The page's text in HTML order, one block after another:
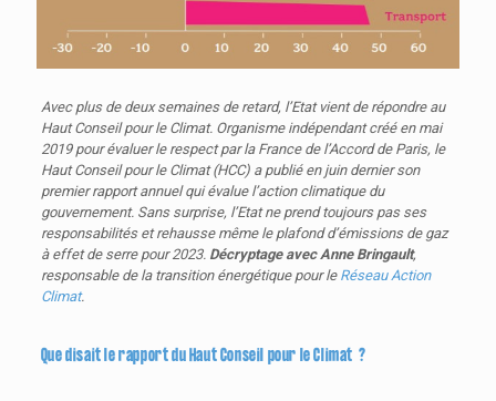
Avec plus de deux semaines de retard, l’Etat vient de répondre au
Haut Conseil pour le Climat. Organisme indépendant créé en mai
2019 pour évaluer le respect par la France de l’Accord de Paris, le
Haut Conseil pour le Climat (HCC) a publié en juin dernier son
premier rapport annuel qui évalue l’action climatique du
gouvernement. Sans surprise, l’Etat ne prend toujours pas ses
responsabilités et rehausse même le plafond d’émissions de gaz
à effet de serre pour 2023. Décryptage avec Anne Bringault,
responsable de la transition énergétique pour le Réseau Action
Climat.
Que disait le rapport du Haut Conseil pour le Climat ?